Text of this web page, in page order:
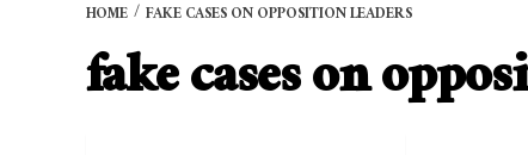
HOME FAKE CASES ON OPPOSITION LEADERS
fake cases on